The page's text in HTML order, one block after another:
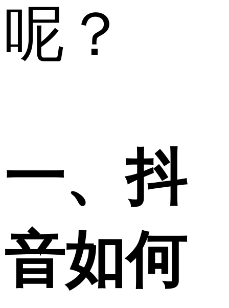
呢？
一、抖
音如何